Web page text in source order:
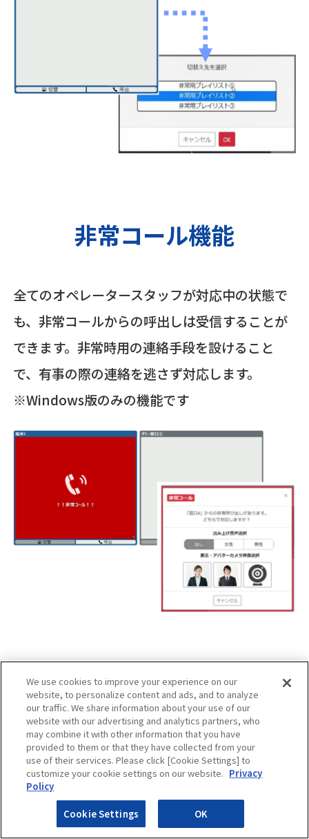
非常コール機能
全てのオペレータースタッフが対応中の状態で
も、非常コールからの呼出しは受信することが
できます。非常時用の連絡手段を設けること
で、有事の際の連絡を逃さず対応します。
※Windows版のみの機能です
端末間通話機能
WEBテレビ電話機能を搭載している拠点端末間
で遠隔ビデオ通話をすることができます。災害
時の避難所間の連絡手段や、介護・福祉施設間
の交流手段として、オペレーターを介すること
We use cookies to improve your experience on our
website, to personalize content and ads, and to analyze
our traffic. We share information about your use of our
website with our advertising and analytics partners, who
may combine it with other information that you have
provided to them or that they have collected from your
use of their services. Please click [Cookie Settings] to
customize your cookie settings on our website. Privacy
Policy
Cookie Settings OK